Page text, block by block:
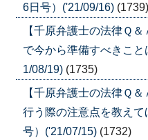
6日号）('21/09/16) (1739)
【千原弁護士の法律
で今から準備すべきこ
1/08/19) (1735)
【千原弁護士の法律
行う際の注意点を教え
号）('21/07/15) (1732)